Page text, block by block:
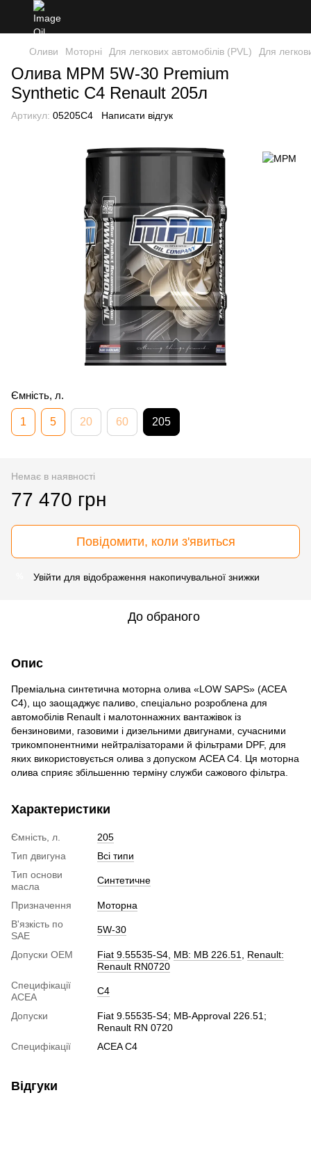
Оливи Моторні Для легкових автомобілів (PVL) Для
Олива MPM 5W-30 Premium
Synthetic C4 Renault 205л
Артикул: 05205C4 Написати відгук
Ємність, л.
1 5 20 60 205
Немає в наявності
77 470 грн
Повідомити, коли з'явиться
Увійти для відображення накопичувальної знижки
До обраного
Опис
Преміальна синтетична моторна олива «LOW SAPS» (ACEA
C4), що заощаджує паливо, спеціально розроблена для
автомобілів Renault і малотоннажних вантажівок із
бензиновими, газовими і дизельними двигунами, сучасними
трикомпонентними нейтралізаторами й фільтрами DPF, для
яких використовується олива з допуском ACEA C4. Ця моторна
олива сприяє збільшенню терміну служби сажового фільтра.
Характеристики
Ємність, л.
205
Тип двигуна
Всі типи
Тип основи
масла
Синтетичне
Призначення
Моторна
В'язкість по
SAE
5W-30
Допуски ОЕМ Fiat 9.55535-S4 MB: MB 226.51
Renault:
Renault RN0720
Специфікації
ACEA
C4
Допуски
Fiat 9.55535-S4; MB-Approval 226.51;
Renault RN 0720
Специфікації
ACEA C4
Відгуки